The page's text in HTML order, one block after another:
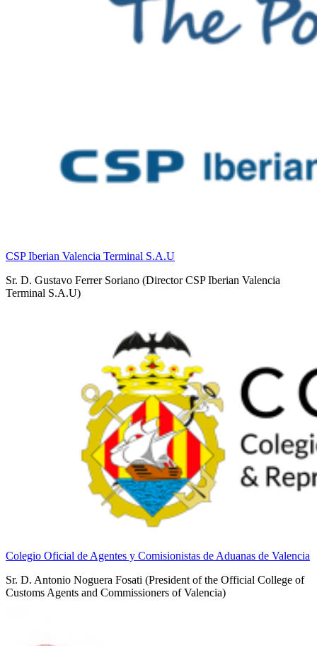
CSP Iberian Valencia Terminal S.A.U
Sr. D. Gustavo Ferrer Soriano (Director CSP Iberian Valencia
Terminal S.A.U)
Colegio Oficial de Agentes y Comisionistas de Aduanas de Valencia
Sr. D. Antonio Noguera Fosati (President of the Official College of
Customs Agents and Commissioners of Valencia)